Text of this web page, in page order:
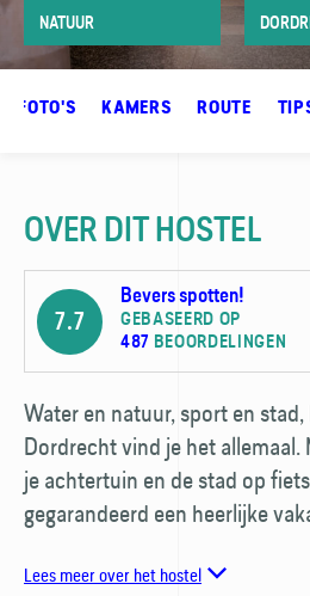
NATUUR
FOTO'S KAMERS ROUTE
OVER DIT HOSTEL
7.7
Bevers spotten!
GEBASEERD OP
487 BEOORDELINGEN
Water en natuur, sport en
Dordrecht vind je het allemaal.
je achtertuin en de stad op
gegarandeerd een heerlijke
Lees meer over het hostel